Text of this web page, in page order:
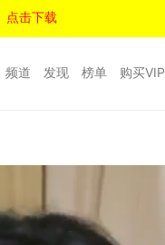
点击下载
频道 发现 榜单 购买VIP